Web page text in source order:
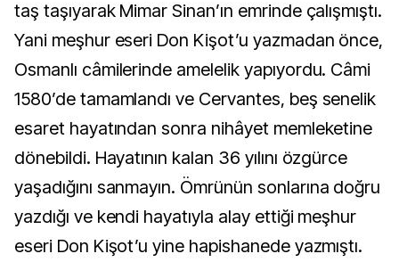
taş taşıyarak Mimar Sinan’ın emrinde çalışmıştı.
Yani meşhur eseri Don Kişot’u yazmadan önce,
Osmanlı câmilerinde amelelik yapıyordu. Câmi
1580’de tamamlandı ve Cervantes, beş senelik
esaret hayatından sonra nihâyet memleketine
dönebildi. Hayatının kalan 36 yılını özgürce
yaşadığını sanmayın. Ömrünün sonlarına doğru
yazdığı ve kendi hayatıyla alay ettiği meşhur
eseri Don Kişot’u yine hapishanede yazmıştı.